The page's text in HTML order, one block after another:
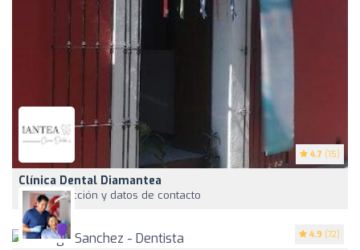
4.7 (15)
Clínica Dental Diamantea
Ver dirección y datos de contacto
4.9 (72)